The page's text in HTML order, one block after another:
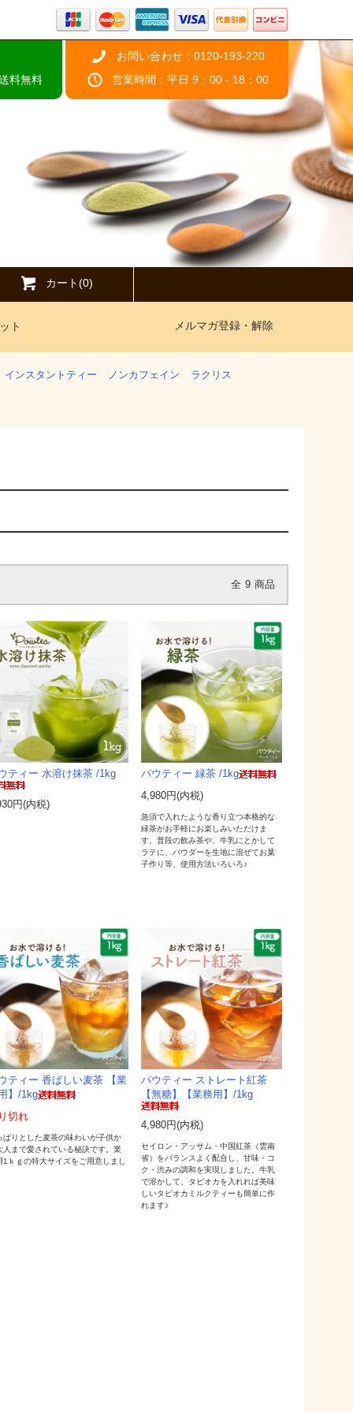
料無料
お問い合わせ：0120-193-220
営業時間：平日 9：00 - 18：00
カート(0)
ト メルマガ登録・解除
インスタントティー ノンカフェイン ラクリス
全 9 商品
ティー 水溶け抹茶 /1kg
円(内税)
パウティー 緑茶 /1kg
4,980円(内税)
急須で入れたような香り立つ本格的な
緑茶がお手軽にお楽しみいただけま
す。普段の飲み茶や、牛乳にとかして
ラテに、パウダーを生地に混ぜてお菓
子作り等、使用方法いろいろ♪
ティー 香ばしい麦茶 【業
】/1kg
切れ
ぱりとした麦茶の味わいが子供か
人まで愛されている秘訣です。業
1ｋｇの特大サイズをご用意しまし
パウティー ストレート紅茶
【無糖】【業務用】/1kg
4,980円(内税)
セイロン・アッサム・中国紅茶（雲南
省）をバランスよく配合し、甘味・コ
ク・渋みの調和を実現しました。牛乳
で溶かして、タピオカを入れれば美味
しいタピオカミルクティーも簡単に作
れます♪